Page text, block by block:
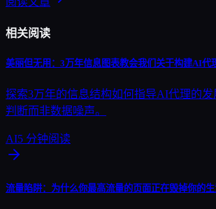
相关阅读
美丽但无用：3万年信息图表教会我们关于构建AI代
探索3万年的信息结构如何指导AI代理的
判断而非数据噪声。
AI5 分钟阅读
流量陷阱：为什么你最高流量的页面正在毁掉你的